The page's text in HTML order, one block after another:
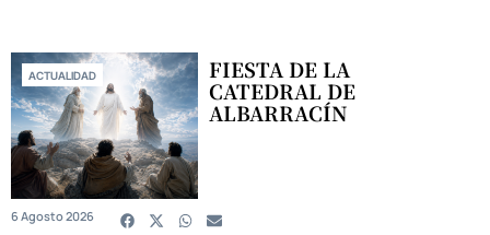
ACTUALIDAD FIESTA DE LA
CATEDRAL DE
ALBARRACÍN
6 Agosto 2026